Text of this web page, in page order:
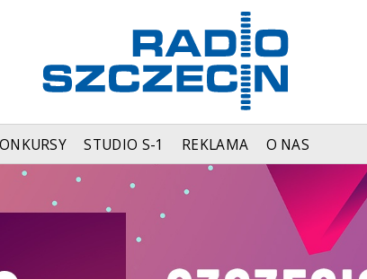
STUDIO S-1 REKLAMA O NAS